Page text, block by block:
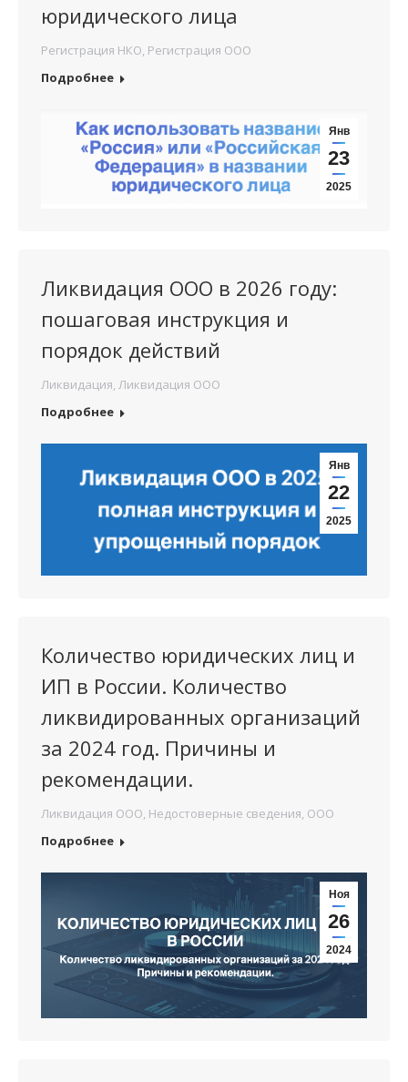
юридического лица
Регистрация НКО Регистрация ООО
Подробнее
Янв
23
2025
Ликвидация ООО в 2026 году:
пошаговая инструкция и
порядок действий
Ликвидация, Ликвидация ООО
Подробнее
Янв
22
2025
Количество юридических лиц и
ИП в России. Количество
ликвидированных организаций
за 2024 год. Причины и
рекомендации.
Ликвидация ООО, Недостоверные сведения, ООО
Подробнее
Ноя
26
2024